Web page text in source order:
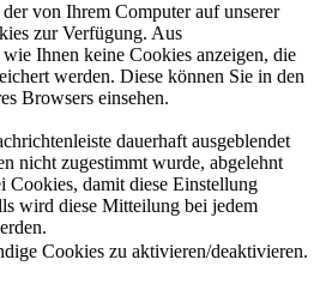
von Ihrem Computer auf unserer
zur Verfügung. Aus
Ihnen keine Cookies anzeigen, die
werden. Diese können Sie in den
Browsers einsehen.
dauerhaft ausgeblendet
nicht zugestimmt wurde, abgelehnt
Cookies, damit diese Einstellung
wird diese Mitteilung bei jedem
Cookies zu aktivieren/deaktivieren.